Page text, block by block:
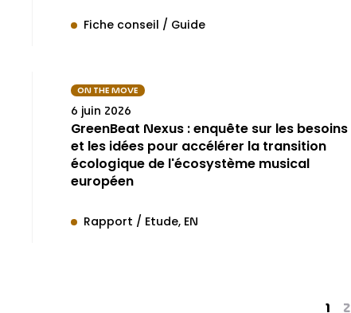
Fiche conseil / Guide
ON THE MOVE
6 juin 2026
GreenBeat Nexus : enquête sur les besoins
et les idées pour accélérer la transition
écologique de l'écosystème musical
européen
Rapport / Etude EN
1 2